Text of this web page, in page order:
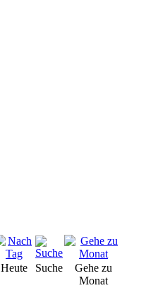
Heute Suche
Gehe zu
Monat